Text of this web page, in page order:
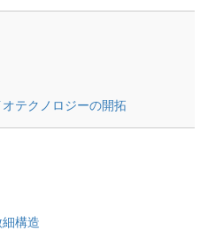
テクノロジーの開拓
構造